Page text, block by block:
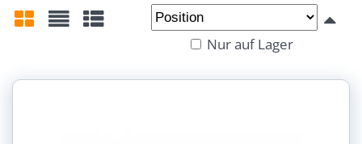
An:
Barva:
Nur auf Lager